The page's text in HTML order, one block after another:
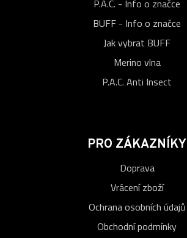
P.A.C. - Info o značce
BUFF - Info o značce
Jak vybrat BUFF
Merino vlna
P.A.C. Anti Insect
PRO ZÁKAZNÍKY
Doprava
Vrácení zboží
Ochrana osobních údajů
Obchodní podmínky